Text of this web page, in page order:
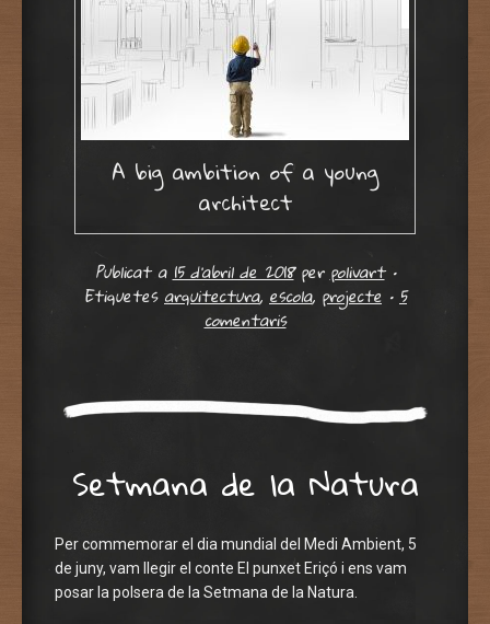
A big ambition of a young
architect
Publicat a15 d'abril de 2018perpolivart •
Etiquetesarquitectura, escola, projecte •5
comentaris
Setmana de la Natura
Per commemorar el dia mundial del Medi Ambient, 5
de juny, vam llegir el conte El punxet Eriçó i ens vam
posar la polsera de la Setmana de la Natura.